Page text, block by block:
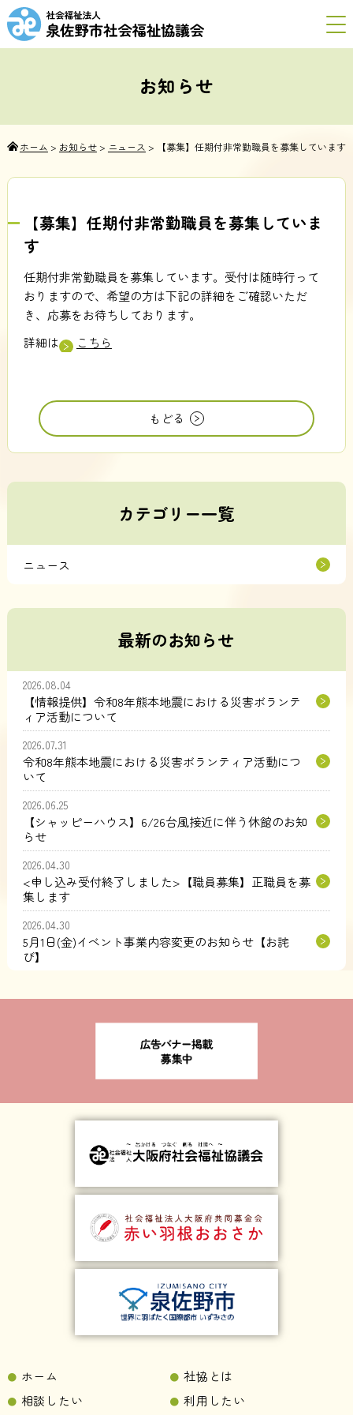
お知らせ
ホーム > お知らせ> ニュース > 【募集】任期付非常勤職員を募集しています
【募集】任期付非常勤職員を募集していま
す
任期付非常勤職員を募集しています。受付は随時行って
おりますので、希望の方は下記の詳細をご確認いただ
き、応募をお待ちしております。
詳細は
こちら
もどる
カテゴリー一覧
ニュース
最新のお知らせ
2026.08.04
【情報提供】令和8年熊本地震における災害ボランテ
ィア活動について
2026.07.31
令和8年熊本地震における災害ボランティア活動につ
いて
2026.06.25
【シャッピーハウス】6/26台風接近に伴う休館のお知
らせ
2026.04.30
<申し込み受付終了しました>【職員募集】正職員を募
集します
2026.04.30
5月1日(金)イベント事業内容変更のお知らせ【お詫
び】
ホーム
社協とは
相談したい
利用したい